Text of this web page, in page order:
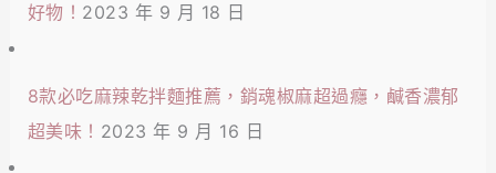
好物！ 2023 年 9 月 18 日
8款必吃麻辣乾拌麵推薦，銷魂椒麻超過癮，鹹香濃郁
超美味！ 2023 年 9 月 16 日